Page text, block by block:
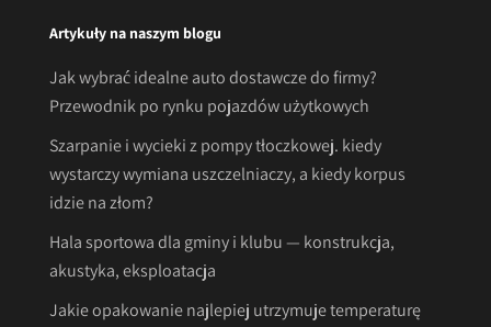
Artykuły na naszym blogu
Jak wybrać idealne auto dostawcze do firmy?
Przewodnik po rynku pojazdów użytkowych
Szarpanie i wycieki z pompy tłoczkowej. kiedy
wystarczy wymiana uszczelniaczy, a kiedy korpus
idzie na złom?
Hala sportowa dla gminy i klubu — konstrukcja,
akustyka, eksploatacja
Jakie opakowanie najlepiej utrzymuje temperaturę